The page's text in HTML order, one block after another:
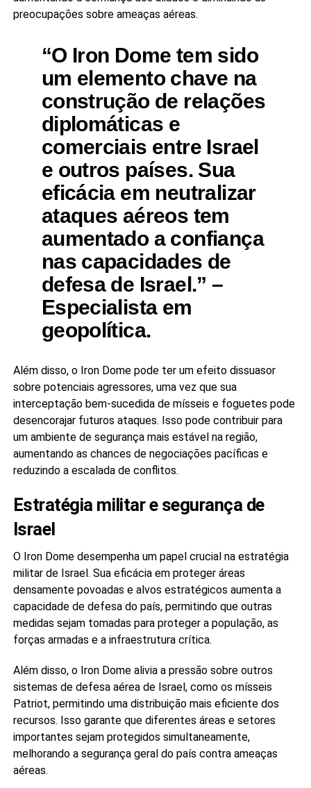
preocupações sobre ameaças aéreas.
“O Iron Dome tem sido
um elemento chave na
construção de relações
diplomáticas e
comerciais entre Israel
e outros países. Sua
eficácia em neutralizar
ataques aéreos tem
aumentado a confiança
nas capacidades de
defesa de Israel.” –
Especialista em
geopolítica.
Além disso, o Iron Dome pode ter um efeito dissuasor
sobre potenciais agressores, uma vez que sua
interceptação bem-sucedida de mísseis e foguetes pode
desencorajar futuros ataques. Isso pode contribuir para
um ambiente de segurança mais estável na região,
aumentando as chances de negociações pacíficas e
reduzindo a escalada de conflitos.
Estratégia militar e segurança de
Israel
O Iron Dome desempenha um papel crucial na estratégia
militar de Israel. Sua eficácia em proteger áreas
densamente povoadas e alvos estratégicos aumenta a
capacidade de defesa do país, permitindo que outras
medidas sejam tomadas para proteger a população, as
forças armadas e a infraestrutura crítica.
Além disso, o Iron Dome alivia a pressão sobre outros
sistemas de defesa aérea de Israel, como os mísseis
Patriot, permitindo uma distribuição mais eficiente dos
recursos. Isso garante que diferentes áreas e setores
importantes sejam protegidos simultaneamente,
melhorando a segurança geral do país contra ameaças
aéreas.